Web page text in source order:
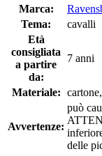
Marca:
Tema:
cavalli
Età
consigliata
a partire
da:
7 anni
Materiale:
Avvertenze:
può
delle